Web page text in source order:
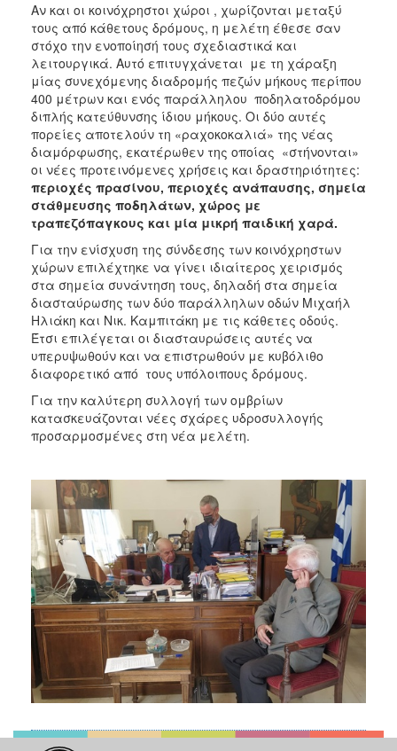
Αν και οι κοινόχρηστοι χώροι , χωρίζονται μεταξύ
τους από κάθετους δρόμους, η μελέτη έθεσε σαν
στόχο την ενοποίησή τους σχεδιαστικά και
λειτουργικά. Αυτό επιτυγχάνεται με τη χάραξη
μίας συνεχόμενης διαδρομής πεζών μήκους περίπου
400 μέτρων και ενός παράλληλου ποδηλατοδρόμου
διπλής κατεύθυνσης ίδιου μήκους. Οι δύο αυτές
πορείες αποτελούν τη «ραχοκοκαλιά» της νέας
διαμόρφωσης, εκατέρωθεν της οποίας «στήνονται»
οι νέες προτεινόμενες χρήσεις και δραστηριότητες:
περιοχές πρασίνου, περιοχές ανάπαυσης, σημεία
στάθμευσης ποδηλάτων, χώρος με
τραπεζόπαγκους και μία μικρή παιδική χαρά.
Για την ενίσχυση της σύνδεσης των κοινόχρηστων
χώρων επιλέχτηκε να γίνει ιδιαίτερος χειρισμός
στα σημεία συνάντηση τους, δηλαδή στα σημεία
διασταύρωσης των δύο παράλληλων οδών Μιχαήλ
Ηλιάκη και Νικ. Καμπιτάκη με τις κάθετες οδούς.
Έτσι επιλέγεται οι διασταυρώσεις αυτές να
υπερυψωθούν και να επιστρωθούν με κυβόλιθο
διαφορετικό από τους υπόλοιπους δρόμους.
Για την καλύτερη συλλογή των ομβρίων
κατασκευάζονται νέες σχάρες υδροσυλλογής
προσαρμοσμένες στη νέα μελέτη.